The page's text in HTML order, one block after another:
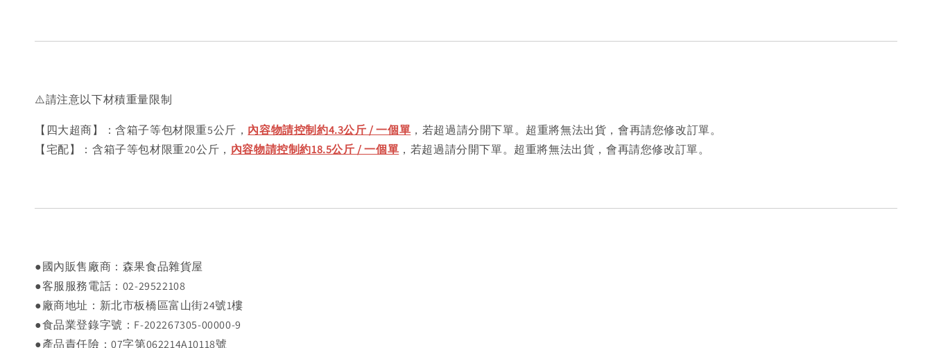
⚠️請注意以下材積重量限制
【四大超商】：含箱子等包材限重5公斤， 內容物請控制約4.3公斤 / 一個單 ，若超過請分開下單。超重將無法出貨，會再請您修改訂單。
【宅配】：含箱子等包材限重20公斤， 內容物請控制約18.5公斤 / 一個單 ，若超過請分開下單。超重將無法出貨，會再請您修改訂單。
●國內販售廠商：森果食品雜貨屋
●客服服務電話：02-29522108
●廠商地址：新北市板橋區富山街24號1樓
●食品業登錄字號：F-202267305-00000-9
●產品責任險：07字第062214A10118號